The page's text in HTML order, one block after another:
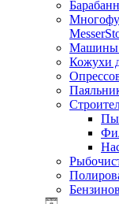
Машины
Кожухи